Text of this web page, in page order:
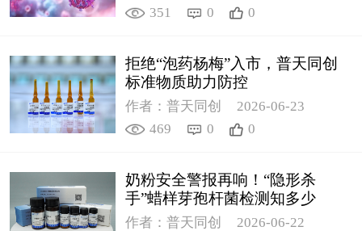
351 0 0
拒绝“泡药杨梅”入市，普天同创
标准物质助力防控
作者：普天同创
2026-06-23
469
0 0
奶粉安全警报再响！“隐形杀
手”蜡样芽孢杆菌检测知多少
作者：普天同创
2026-06-22